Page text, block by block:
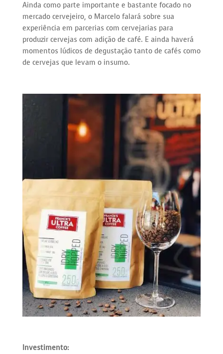
Ainda como parte importante e bastante focado no
mercado cervejeiro, o Marcelo falará sobre sua
experiência em parcerias com cervejarias para
produzir cervejas com adição de café. E ainda haverá
momentos lúdicos de degustação tanto de cafés como
de cervejas que levam o insumo.
Investimento: